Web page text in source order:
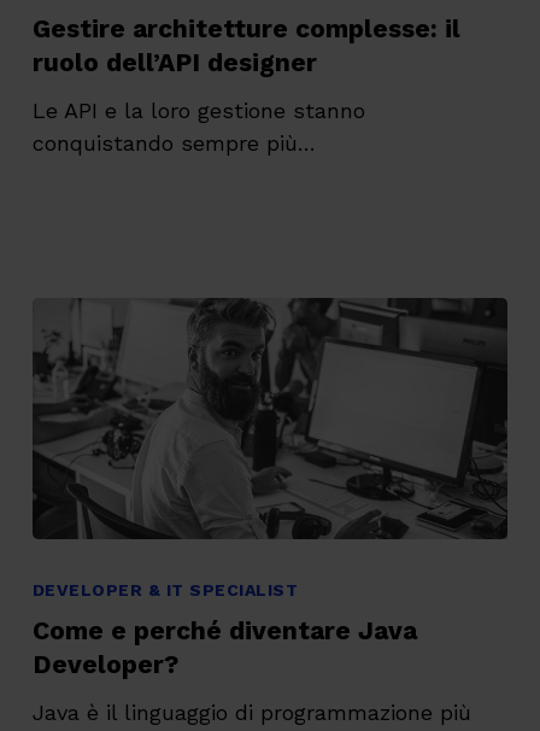
complesse:
dell’API
designer
Gestire architetture complesse: il
ruolo dell’API designer
Le API e la loro gestione stanno
conquistando sempre più…
e
perché
diventare
Developer?
DEVELOPER & IT SPECIALIST
Come e perché diventare Java
Developer?
Java è il linguaggio di programmazione più